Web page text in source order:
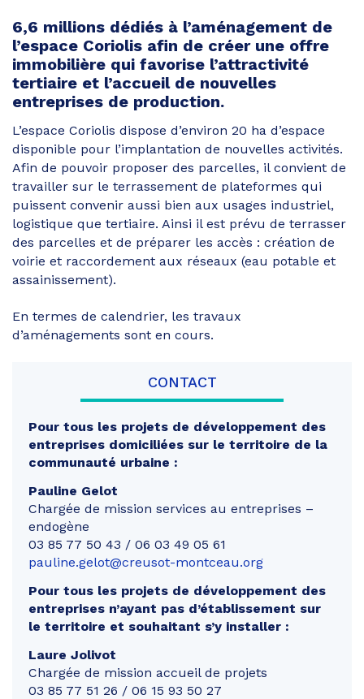
6,6 millions dédiés à l’aménagement de
l’espace Coriolis afin de créer une offre
immobilière qui favorise l’attractivité
tertiaire et l’accueil de nouvelles
entreprises de production.
L’espace Coriolis dispose d’environ 20 ha d’espace
disponible pour l’implantation de nouvelles activités.
Afin de pouvoir proposer des parcelles, il convient de
travailler sur le terrassement de plateformes qui
puissent convenir aussi bien aux usages industriel,
logistique que tertiaire. Ainsi il est prévu de terrasser
des parcelles et de préparer les accès : création de
voirie et raccordement aux réseaux (eau potable et
assainissement).
En termes de calendrier, les travaux
d’aménagements sont en cours.
CONTACT
Pour tous les projets de développement des
entreprises domiciliées sur le territoire de la
communauté urbaine :
Pauline Gelot
Chargée de mission services au entreprises –
endogène
03 85 77 50 43 / 06 03 49 05 61
pauline.gelot@creusot-montceau.org
Pour tous les projets de développement des
entreprises n’ayant pas d’établissement sur
le territoire et souhaitant s’y installer :
Laure Jolivot
Chargée de mission accueil de projets
03 85 77 51 26 / 06 15 93 50 27